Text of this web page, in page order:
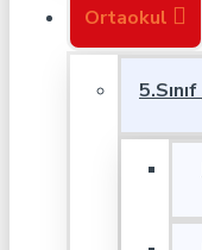
Ortaokul
5.Sınıf